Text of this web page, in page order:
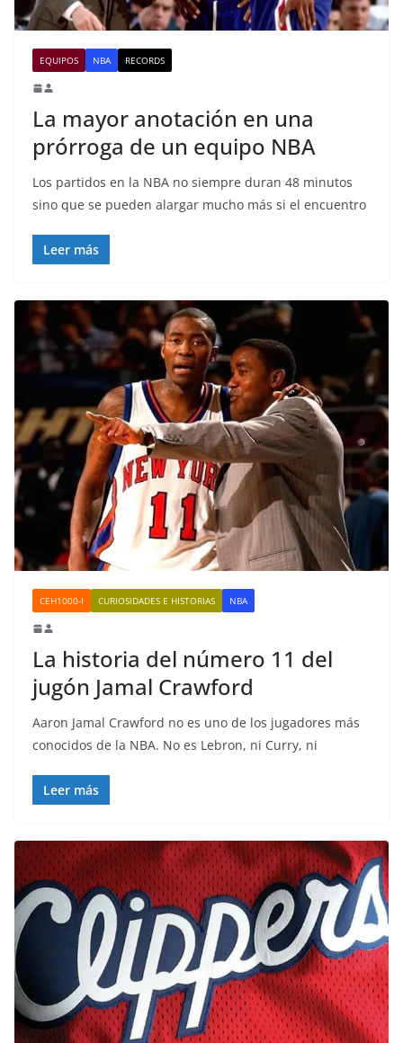
EQUIPOS NBA RECORDS
La mayor anotación en una
prórroga de un equipo NBA
Los partidos en la NBA no siempre duran 48 minutos
sino que se pueden alargar mucho más si el encuentro
Leer más
CEH1000-I CURIOSIDADES E HISTORIAS NBA
La historia del número 11 del
jugón Jamal Crawford
Aaron Jamal Crawford no es uno de los jugadores más
conocidos de la NBA. No es Lebron, ni Curry, ni
Leer más